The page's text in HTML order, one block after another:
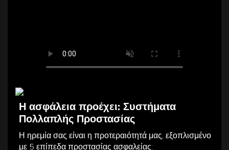
Η ασφάλεια προέχει: Συστήματα
Πολλαπλής Προστασίας
Η ηρεμία σας είναι η προτεραιότητά μας, εξοπλισμένο
με 5 επίπεδα προστασίας ασφαλείας: